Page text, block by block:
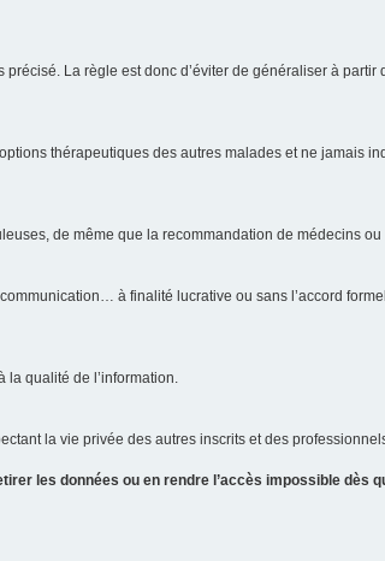
La règle est donc d’éviter de généraliser à partir
thérapeutiques des autres malades et ne jamais
de même que la recommandation de médecins ou
à finalité lucrative ou sans l’accord
la qualité de l’information.
la vie privée des autres inscrits et des
les données ou en rendre l’accès impossible dès